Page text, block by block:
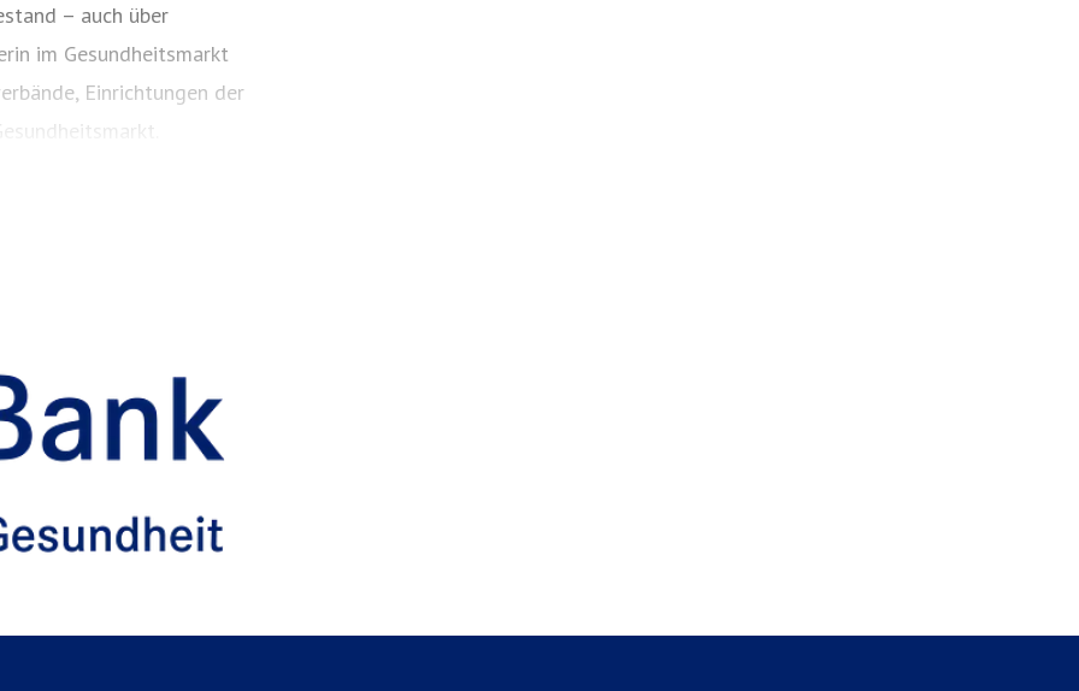
– auch über
im Gesundheitsmarkt
Einrichtungen der